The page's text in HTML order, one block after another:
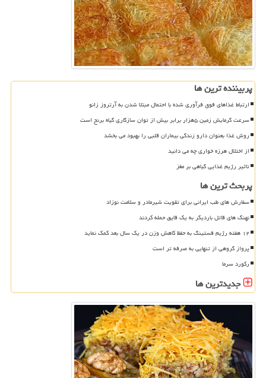
پربیننده ترین ها
ارتباط غذاهای فوق فرآوری شده با احتمال مبتلا شدن به آرتروز زانو
سرعت گرمایش زمین ۵هزار برابر بیش از توان سازگاری گیاه برنج است
روش غذا بعنوان دارو زندگی بیماران قلبی را بهبود می بخشد
از اختلال هرزه خواری چه می دانید
تاثیر رژیم غذایی گیاهی بر مغز
پربحث ترین ها
سفارش های طب ایرانی برای تقویت شیرمادر و سلامت نوزاد
نهنگ های قاتل باردیگر به یک قایق حمله کردند
۱۲ هفته رژیم فستینگ به حفظ کاهش وزن در یک سال بعد کمک نماید
پرواز گروهی از تنهایی به صرفه تر است
رکورد سرما
جدیدترین ها